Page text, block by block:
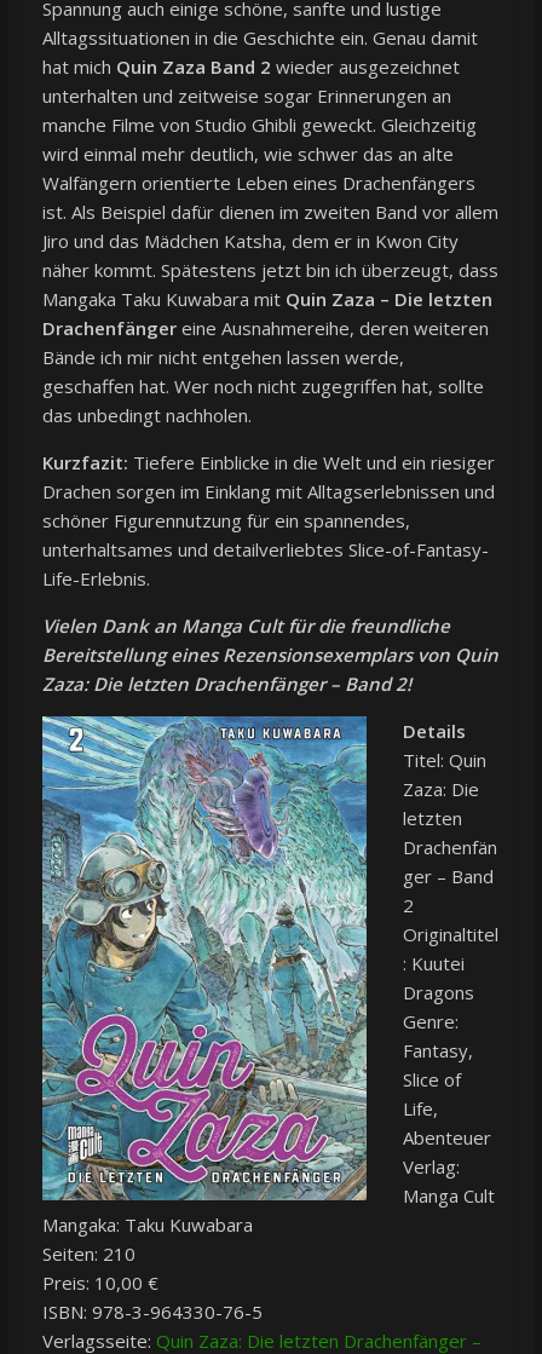
Spannung auch einige schöne, sanfte und lustige
Alltagssituationen in die Geschichte ein. Genau damit
hat mich Quin Zaza Band 2 wieder ausgezeichnet
unterhalten und zeitweise sogar Erinnerungen an
manche Filme von Studio Ghibli geweckt. Gleichzeitig
wird einmal mehr deutlich, wie schwer das an alte
Walfängern orientierte Leben eines Drachenfängers
ist. Als Beispiel dafür dienen im zweiten Band vor allem
Jiro und das Mädchen Katsha, dem er in Kwon City
näher kommt. Spätestens jetzt bin ich überzeugt, dass
Mangaka Taku Kuwabara mit Quin Zaza – Die letzten
Drachenfängereine Ausnahmereihe, deren weiteren
Bände ich mir nicht entgehen lassen werde,
geschaffen hat. Wer noch nicht zugegriffen hat, sollte
das unbedingt nachholen.
Kurzfazit: Tiefere Einblicke in die Welt und ein riesiger
Drachen sorgen im Einklang mit Alltagserlebnissen und
schöner Figurennutzung für ein spannendes,
unterhaltsames und detailverliebtes Slice-of-Fantasy-
Life-Erlebnis.
Vielen Dank anManga Cult für die freundliche
Bereitstellung eines Rezensionsexemplars von Quin
Zaza: Die letzten Drachenfänger – Band 2!
Details
Titel: Quin
Zaza: Die
letzten
Drachenfän
ger – Band
2
Originaltitel
: Kuutei
Dragons
Genre:
Fantasy,
Slice of
Life,
Abenteuer
Verlag:
Manga Cult
Mangaka: Taku Kuwabara
Seiten: 210
Preis: 10,00 €
ISBN: 978-3-964330-76-5
Verlagsseite: Quin Zaza: Die letzten Drachenfänger –